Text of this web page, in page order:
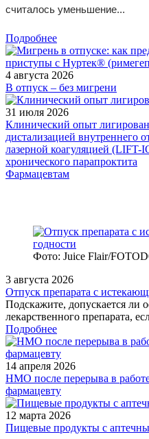
считалось уменьшение...
Подробнее
4 августа 2026
В отпуск – без мигрени
31 июля 2026
Клинический опыт
дистализацией внутреннего
лазерной коагуляцией (LIFT-
хронического парапроктита
Фармацевтам
Фото: Juice Flair/
3 августа 2026
Отпуск препарата с
Подскажите, допускается ли
лекарственного препарата,
Подробнее
14 апреля 2026
НМО после перерыва в
фармацевту
12 марта 2026
Пищевые продукты с